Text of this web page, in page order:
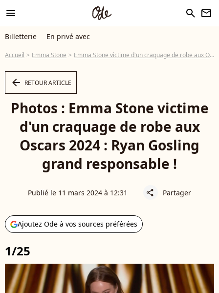
menu search newsletter
Billetterie En privé avec
Accueil Emma Stone Emma Stone victime d'un craquage de robe aux Oscars 2024 : Ryan Gosling grand responsable !
arrow_left RETOUR ARTICLE
Photos : Emma Stone victime
d'un craquage de robe aux
Oscars 2024 : Ryan Gosling
grand responsable !
Publié le 11 mars 2024 à 12:31 share Partager
Ajoutez Ode à vos sources préférées
1/25